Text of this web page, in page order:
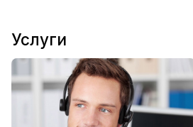
Услуги